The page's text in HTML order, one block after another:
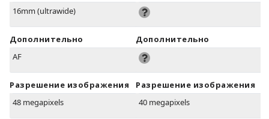
16mm (ultrawide)
Дополнительно
AF
Разрешение изображения
48 megapixels
Дополнительно
Разрешение изображения
40 megapixels